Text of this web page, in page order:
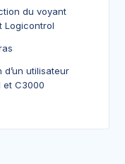
du voyant
Logicontrol
utilisateur
et C3000